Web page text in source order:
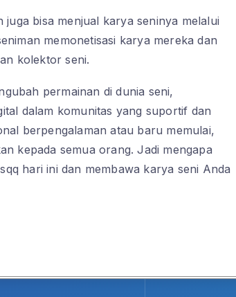
bisa menjual karya seninya melalui
memonetisasi karya mereka dan
kolektor seni.
permainan di dunia seni,
dalam komunitas yang suportif dan
berpengalaman atau baru memulai,
kepada semua orang. Jadi mengapa
hari ini dan membawa karya seni Anda